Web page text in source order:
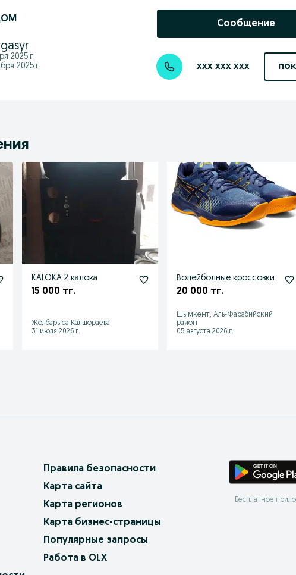
2025 г.
2025 г.
Сообщение
xxx xxx xxx
KALOKA 2 калока
15 000 тг.
Жолбарыса Калшораева
31 июля 2026 г.
Волейболные кроссовки
20 000 тг.
Шымкент, Аль-Фарабийский
район
05 августа 2026 г.
Правила безопасности
Карта сайта
Карта регионов
Карта бизнес-страницы
Популярные запросы
Работа в OLX
Бесплатное